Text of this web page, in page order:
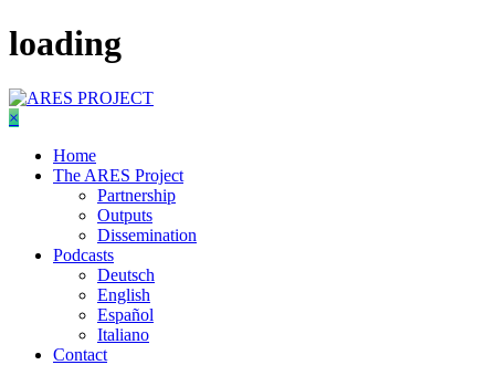
Skip
to
loading
×
Home
The ARES Project
Partnership
Outputs
Dissemination
Podcasts
Deutsch
English
Español
Italiano
Contact